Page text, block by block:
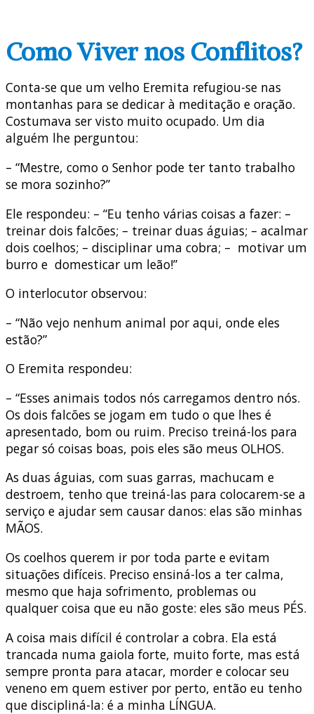
Como Viver nos Conflitos?
Conta-se que um velho Eremita refugiou-se nas
montanhas para se dedicar à meditação e oração.
Costumava ser visto muito ocupado. Um dia
alguém lhe perguntou:
– “Mestre, como o Senhor pode ter tanto trabalho
se mora sozinho?”
Ele respondeu: – “Eu tenho várias coisas a fazer: –
treinar dois falcões; – treinar duas águias; – acalmar
dois coelhos; – disciplinar uma cobra; – motivar um
burro e domesticar um leão!”
O interlocutor observou:
– “Não vejo nenhum animal por aqui, onde eles
estão?”
O Eremita respondeu:
– “Esses animais todos nós carregamos dentro nós.
Os dois falcões se jogam em tudo o que lhes é
apresentado, bom ou ruim. Preciso treiná-los para
pegar só coisas boas, pois eles são meus OLHOS.
As duas águias, com suas garras, machucam e
destroem, tenho que treiná-las para colocarem-se a
serviço e ajudar sem causar danos: elas são minhas
MÃOS.
Os coelhos querem ir por toda parte e evitam
situações difíceis. Preciso ensiná-los a ter calma,
mesmo que haja sofrimento, problemas ou
qualquer coisa que eu não goste: eles são meus PÉS.
A coisa mais difícil é controlar a cobra. Ela está
trancada numa gaiola forte, muito forte, mas está
sempre pronta para atacar, morder e colocar seu
veneno em quem estiver por perto, então eu tenho
que discipliná-la: é a minha LÍNGUA.